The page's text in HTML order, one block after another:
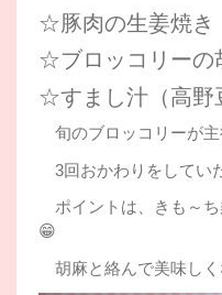
☆豚肉の生姜焼き
☆ブロッコリーの
☆すまし汁（高野
旬のブロッコリーが主
3回おかわりをしてい
ポイントは、きも～
😁
胡麻と絡んで美味し